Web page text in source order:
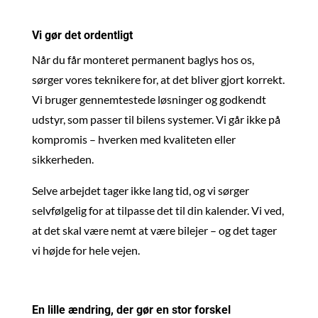
Vi gør det ordentligt
Når du får monteret permanent baglys hos os,
sørger vores teknikere for, at det bliver gjort korrekt.
Vi bruger gennemtestede løsninger og godkendt
udstyr, som passer til bilens systemer. Vi går ikke på
kompromis – hverken med kvaliteten eller
sikkerheden.
Selve arbejdet tager ikke lang tid, og vi sørger
selvfølgelig for at tilpasse det til din kalender. Vi ved,
at det skal være nemt at være bilejer – og det tager
vi højde for hele vejen.
En lille ændring, der gør en stor forskel